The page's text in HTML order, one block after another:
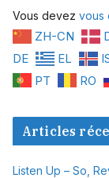
Vous devez vous
ZH-CN
DE
EL
PT
RO
Articles
Listen Up – So,